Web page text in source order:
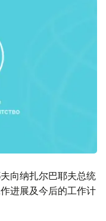
向纳扎尔巴耶夫总统
进展及今后的工作计